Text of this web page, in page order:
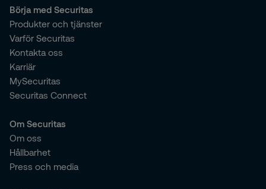
Börja med Securitas
Produkter och tjänster
Varför Securitas
Kontakta oss
Karriär
MySecuritas
Securitas Connect
Om Securitas
Om oss
Hållbarhet
Press och media